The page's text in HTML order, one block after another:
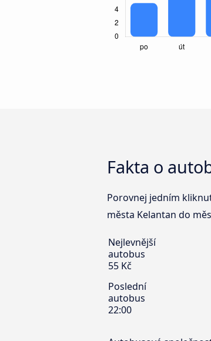
Fakta o
Porovnej jedním
města Kelantan do
Nejlevnější
autobus
55 Kč
Poslední
autobus
22:00